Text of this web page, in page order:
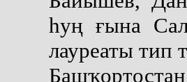
һуң ғына
лауреаты тип